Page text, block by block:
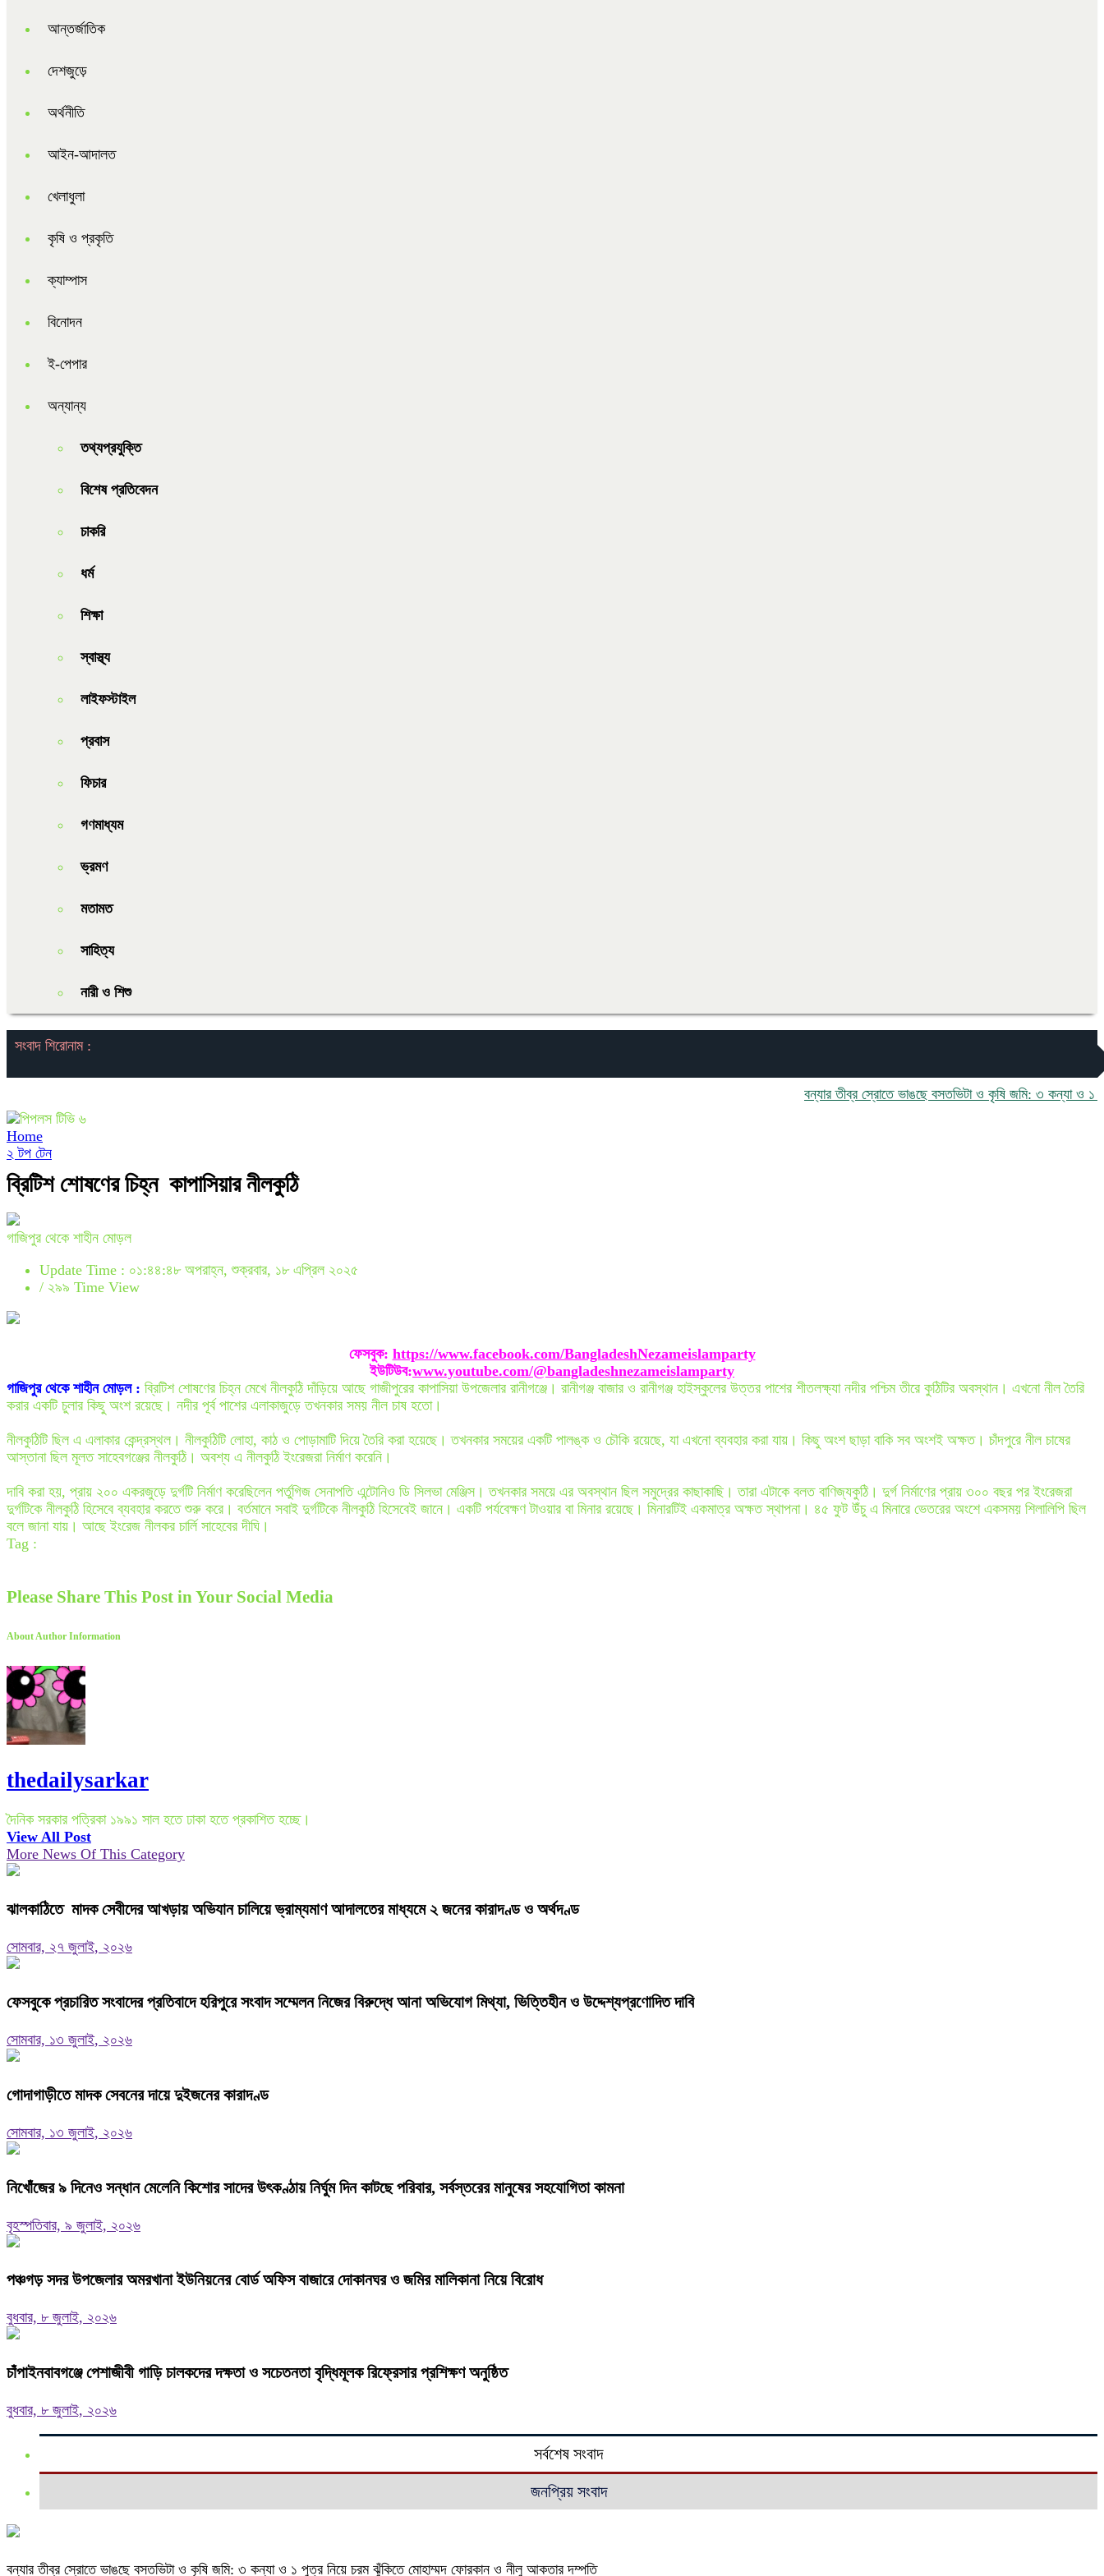
আন্তর্জাতিক
দেশজুড়ে
অর্থনীতি
আইন-আদালত
খেলাধুলা
কৃষি ও প্রকৃতি
ক্যাম্পাস
বিনোদন
ই-পেপার
অন্যান্য
তথ্যপ্রযুক্তি
বিশেষ প্রতিবেদন
চাকরি
ধর্ম
শিক্ষা
স্বাস্থ্য
লাইফস্টাইল
প্রবাস
ফিচার
গণমাধ্যম
ভ্রমণ
মতামত
সাহিত্য
নারী ও শিশু
সংবাদ শিরোনাম :
বন্যার তীব্র স্রোতে ভাঙছে বসতভিটা ও কৃষি জমি: ৩ কন্যা ও ১ পুত্র
Home
২ টপ টেন
ব্রিটিশ শোষণের চিহ্ন কাপাসিয়ার নীলকুঠি
গাজিপুর থেকে শাহীন মোড়ল
Update Time : ০১:৪৪:৪৮ অপরাহ্ন, শুক্রবার, ১৮ এপ্রিল ২০২৫
/ ২৯৯ Time View
ফেসবুক: https://www.facebook.com/BangladeshNezameislamparty
ইউটিউব:www.youtube.com/@bangladeshnezameislamparty
গাজিপুর থেকে শাহীন মোড়ল : ব্রিটিশ শোষণের চিহ্ন মেখে নীলকুঠি দাঁড়িয়ে আছে গাজীপুরের কাপাসিয়া উপজেলার রানীগঞ্জে। রানীগঞ্জ বাজার ও রানীগঞ্জ হাইস্কুলের উত্তর পাশের শীতলক্ষ্যা নদীর পশ্চিম তীরে কুঠিটির অবস্থান। এখনো নীল তৈরি
করার একটি চুলার কিছু অংশ রয়েছে। নদীর পূর্ব পাশের এলাকাজুড়ে তখনকার সময় নীল চাষ হতো।
নীলকুঠিটি ছিল এ এলাকার কেন্দ্রস্থল। নীলকুঠিটি লোহা, কাঠ ও পোড়ামাটি দিয়ে তৈরি করা হয়েছে। তখনকার সময়ের একটি পালঙ্ক ও চৌকি রয়েছে, যা এখনো ব্যবহার করা যায়। কিছু অংশ ছাড়া বাকি সব অংশই অক্ষত। চাঁদপুরে নীল চাষের
আস্তানা ছিল মূলত সাহেবগঞ্জের নীলকুঠি। অবশ্য এ নীলকুঠি ইংরেজরা নির্মাণ করেনি।
দাবি করা হয়, প্রায় ২০০ একরজুড়ে দুর্গটি নির্মাণ করেছিলেন পর্তুগিজ সেনাপতি এন্টোনিও ডি সিলভা মেঞ্জিস। তখনকার সময়ে এর অবস্থান ছিল সমুদ্রের কাছাকাছি। তারা এটাকে বলত বাণিজ্যকুঠি। দুর্গ নির্মাণের প্রায় ৩০০ বছর পর ইংরেজরা
দুর্গটিকে নীলকুঠি হিসেবে ব্যবহার করতে শুরু করে। বর্তমানে সবাই দুর্গটিকে নীলকুঠি হিসেবেই জানে। একটি পর্যবেক্ষণ টাওয়ার বা মিনার রয়েছে। মিনারটিই একমাত্র অক্ষত স্থাপনা। ৪৫ ফুট উঁচু এ মিনারে ভেতরের অংশে একসময় শিলালিপি ছিল
বলে জানা যায়। আছে ইংরেজ নীলকর চার্লি সাহেবের দীঘি।
Tag :
Please Share This Post in Your Social Media
About Author Information
thedailysarkar
দৈনিক সরকার পত্রিকা ১৯৯১ সাল হতে ঢাকা হতে প্রকাশিত হচ্ছে।
View All Post
More News Of This Category
ঝালকাঠিতে মাদক সেবীদের আখড়ায় অভিযান চালিয়ে ভ্রাম্যমাণ আদালতের মাধ্যমে ২ জনের কারাদণ্ড ও অর্থদণ্ড
সোমবার, ২৭ জুলাই, ২০২৬
ফেসবুকে প্রচারিত সংবাদের প্রতিবাদে হরিপুরে সংবাদ সম্মেলন নিজের বিরুদ্ধে আনা অভিযোগ মিথ্যা, ভিত্তিহীন ও উদ্দেশ্যপ্রণোদিত দাবি
সোমবার, ১৩ জুলাই, ২০২৬
গোদাগাড়ীতে মাদক সেবনের দায়ে দুইজনের কারাদণ্ড
সোমবার, ১৩ জুলাই, ২০২৬
নিখোঁজের ৯ দিনেও সন্ধান মেলেনি কিশোর সাদের উৎকণ্ঠায় নির্ঘুম দিন কাটছে পরিবার, সর্বস্তরের মানুষের সহযোগিতা কামনা
বৃহস্পতিবার, ৯ জুলাই, ২০২৬
পঞ্চগড় সদর উপজেলার অমরখানা ইউনিয়নের বোর্ড অফিস বাজারে দোকানঘর ও জমির মালিকানা নিয়ে বিরোধ
বুধবার, ৮ জুলাই, ২০২৬
চাঁপাইনবাবগঞ্জে পেশাজীবী গাড়ি চালকদের দক্ষতা ও সচেতনতা বৃদ্ধিমূলক রিফ্রেসার প্রশিক্ষণ অনুষ্ঠিত
বুধবার, ৮ জুলাই, ২০২৬
সর্বশেষ সংবাদ
জনপ্রিয় সংবাদ
বন্যার তীব্র স্রোতে ভাঙছে বসতভিটা ও কৃষি জমি: ৩ কন্যা ও ১ পুত্র নিয়ে চরম ঝুঁকিতে মোহাম্মদ ফোরকান ও নীলু আকতার দম্পতি